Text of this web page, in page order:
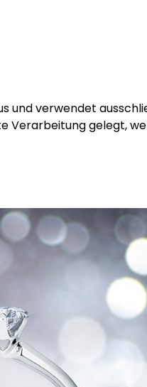
und verwendet
Verarbeitung gelegt,